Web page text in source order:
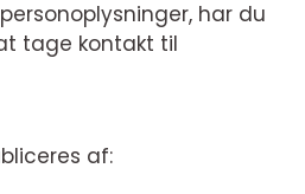
har du
tage kontakt til
af: